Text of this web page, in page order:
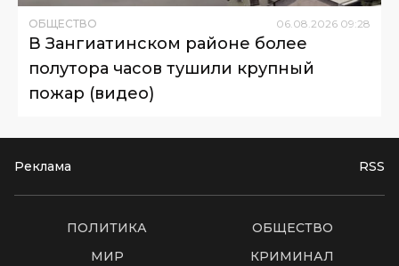
ОБЩЕСТВО 06.08.2026 09:28
В Зангиатинском районе более
полутора часов тушили крупный
пожар (видео)
Реклама RSS
ПОЛИТИКА
ОБЩЕСТВО
МИР
КРИМИНАЛ